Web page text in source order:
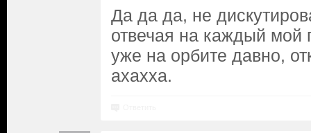
Да да да, не
отвечая на каждый мой
уже на орбите давно,
ахахха.